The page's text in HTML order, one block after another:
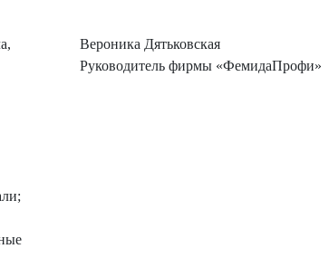
Вероника Дятьковская
Руководитель фирмы «ФемидаПрофи»